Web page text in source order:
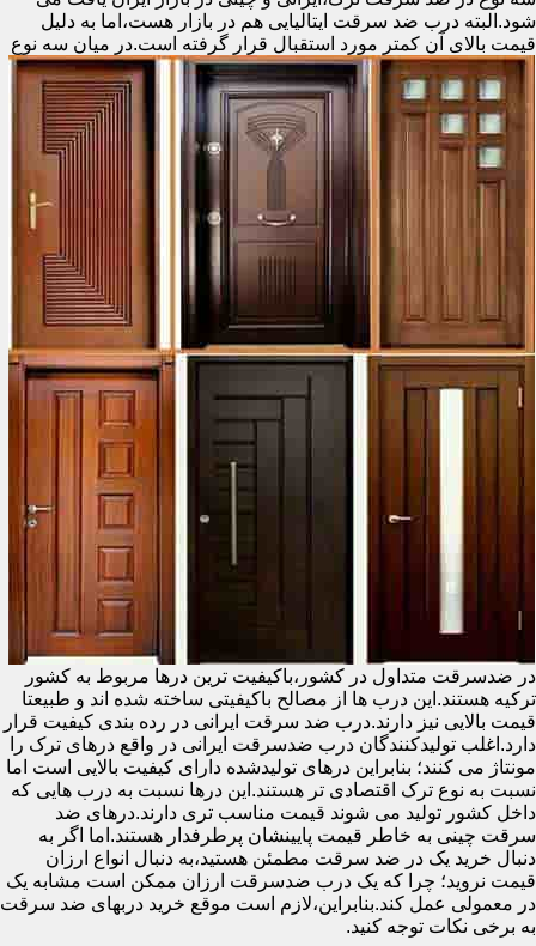
شود.البته درب ضد سرقت ایتالیایی هم در بازار هست،اما به دلیل
قیمت بالای آن کمتر مورد استقبال قرار گرفته است.در میان سه نوع
در ضدسرقت متداول در کشور،باکیفیت ترین درها مربوط به کشور
ترکیه هستند.این درب ها از مصالح باکیفیتی ساخته شده اند و طبیعتا
قیمت بالایی نیز دارند.درب ضد سرقت ایرانی در رده بندی کیفیت قرار
دارد.اغلب تولیدکنندگان درب ضدسرقت ایرانی در واقع درهای ترک را
مونتاژ می کنند؛ بنابراین درهای تولیدشده دارای کیفیت بالایی است اما
نسبت به نوع ترک اقتصادی تر هستند.این درها نسبت به درب هایی که
داخل کشور تولید می شوند قیمت مناسب تری دارند.درهای ضد
سرقت چینی به خاطر قیمت پایینشان پرطرفدار هستند.اما اگر به
دنبال خرید یک در ضد سرقت مطمئن هستید،به دنبال انواع ارزان
قیمت نروید؛ چرا که یک درب ضدسرقت ارزان ممکن است مشابه یک
در معمولی عمل کند.بنابراین،لازم است موقع خرید دربهای ضد سرقت
به برخی نکات توجه کنید.